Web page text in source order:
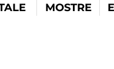
MOSTRE